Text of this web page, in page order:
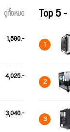
ดูทั้งหมด
1,590.-
4,025.-
3,040.-
Top 5
1
2
3